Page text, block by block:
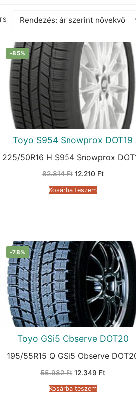
-85%
Toyo S954 Snowprox DOT19
225/50R16 H S954 Snowprox
82.814Ft Original
was:
82.814 Ft.
12.210 FtCurrent
Kosárba teszem
-78%
Toyo GSi5 Observe DOT20
195/55R15 Q GSi5 Observe
55.982Ft Original
was:
55.982 Ft.
12.349 FtCurrent
Kosárba teszem